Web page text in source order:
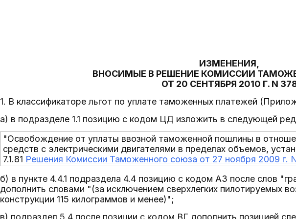
ИЗМЕНЕНИЯ,
ВНОСИМЫЕ В РЕШЕНИЕ КОМИССИИ
ОТ 20 СЕНТЯБРЯ 2010 Г. N
1. В классификаторе льгот по уплате таможенных платежей
а) в подразделе 1.1 позицию с кодом ЦД изложить в следующей
"Освобождение от уплаты ввозной таможенной пошлины в
средств с электрическими двигателями в пределах объемов,
7.1.81 Решения Комиссии Таможенного союза от 27 ноября 2009 г.
б) в пункте 4.4.1 подраздела 4.4 позицию с кодом АЗ после слов
дополнить словами "(за исключением сверхлегких пилотируемых
конструкции 115 килограммов и менее)";
в) подраздел 5.4 после позиции с кодом ВГ дополнить позицией